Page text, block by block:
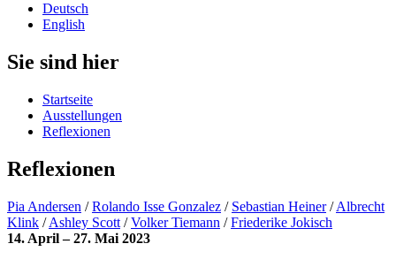
Deutsch
English
Sie sind hier
Startseite
Ausstellungen
Reflexionen
Reflexionen
Pia Andersen / Rolando Isse Gonzalez / Sebastian Heiner / Albrecht
Klink / Ashley Scott / Volker Tiemann / Friederike Jokisch
14. April – 27. Mai 2023